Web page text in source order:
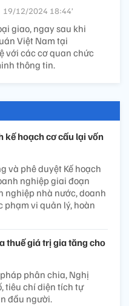
19/12/2024 18:44’
giao, ngay sau khi
Việt Nam tại
với các cơ quan chức
thông tin.
hoạch cơ cấu lại vốn
và phê duyệt Kế hoạch
nghiệp giai đoạn
nghiệp nhà nước, doanh
phạm vi quản lý, hoàn
thuế giá trị gia tăng cho
phân chia, Nghị
tiêu chí diện tích tự
đầu người.